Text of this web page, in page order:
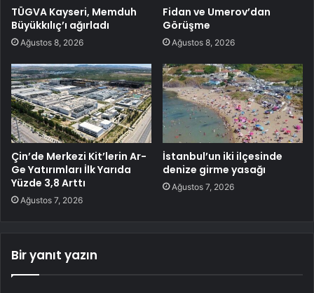
TÜGVA Kayseri, Memduh
Büyükkılıç’ı ağırladı
Ağustos 8, 2026
Fidan ve Umerov’dan
Görüşme
Ağustos 8, 2026
Çin’de Merkezi Kit’lerin Ar-
Ge Yatırımları İlk Yarıda
Yüzde 3,8 Arttı
Ağustos 7, 2026
İstanbul’un iki ilçesinde
denize girme yasağı
Ağustos 7, 2026
Bir yanıt yazın